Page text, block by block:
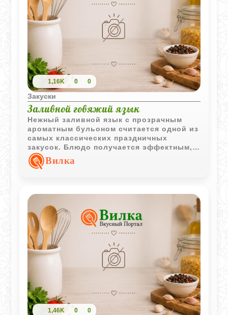
1,16K 0 0
Закуски
Заливной говяжий язык
Нежный заливной язык с прозрачным
ароматным бульоном считается одной из
самых классических праздничных
закусок. Блюдо получается эффектным,
насыщенным по вкусу и отлично
подходит для холодной подачи.
Вилка
1,46K 0 0